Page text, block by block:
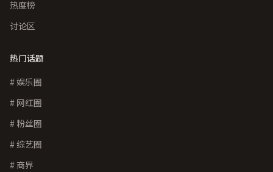
热度榜
讨论区
热门话题
# 娱乐圈
# 网红圈
# 粉丝圈
# 综艺圈
# 商界